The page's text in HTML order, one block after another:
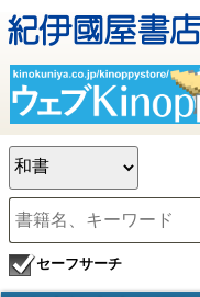
セーフサーチ